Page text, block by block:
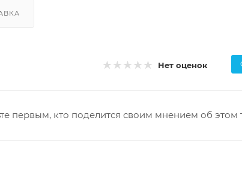
Нет оценок
первым, кто поделится своим мнением об этом